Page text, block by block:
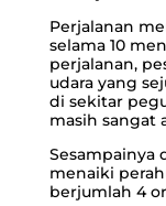
Perjalanan
selama 10
perjalanan,
udara yang
di sekitar
masih sangat
Sesampainya
menaiki
berjumlah 4